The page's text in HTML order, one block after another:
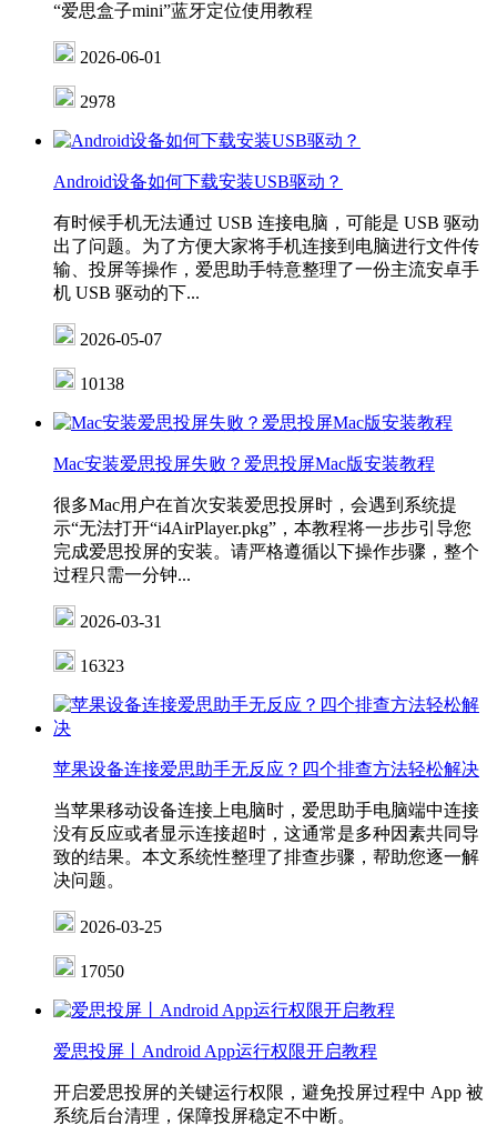
“爱思盒子mini”蓝牙定位使用教程
2026-06-01
2978
Android设备如何下载安装USB驱动？
有时候手机无法通过 USB 连接电脑，可能是 USB 驱动
出了问题。为了方便大家将手机连接到电脑进行文件传
输、投屏等操作，爱思助手特意整理了一份主流安卓手
机 USB 驱动的下...
2026-05-07
10138
Mac安装爱思投屏失败？爱思投屏Mac版安装教程
很多Mac用户在首次安装爱思投屏时，会遇到系统提
示“无法打开“i4AirPlayer.pkg”，本教程将一步步引导您
完成爱思投屏的安装。请严格遵循以下操作步骤，整个
过程只需一分钟...
2026-03-31
16323
苹果设备连接爱思助手无反应？四个排查方法轻松解决
当苹果移动设备连接上电脑时，爱思助手电脑端中连接
没有反应或者显示连接超时，这通常是多种因素共同导
致的结果。本文系统性整理了排查步骤，帮助您逐一解
决问题。
2026-03-25
17050
爱思投屏丨Android App运行权限开启教程
开启爱思投屏的关键运行权限，避免投屏过程中 App 被
系统后台清理，保障投屏稳定不中断。